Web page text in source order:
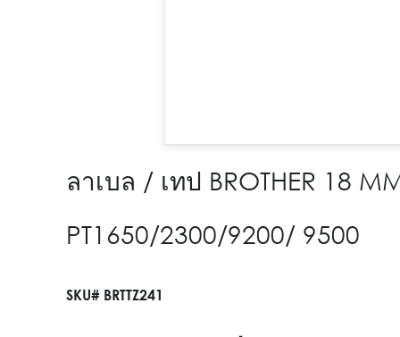
ลาเบล / เทป BROTHER 18
PT1650/2300/9200/ 9500
SKU# BRTTZ241